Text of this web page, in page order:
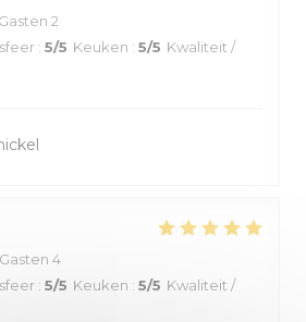
2
: 5/5 Keuken : 5/5 Kwaliteit /
4
: 5/5 Keuken : 5/5 Kwaliteit /